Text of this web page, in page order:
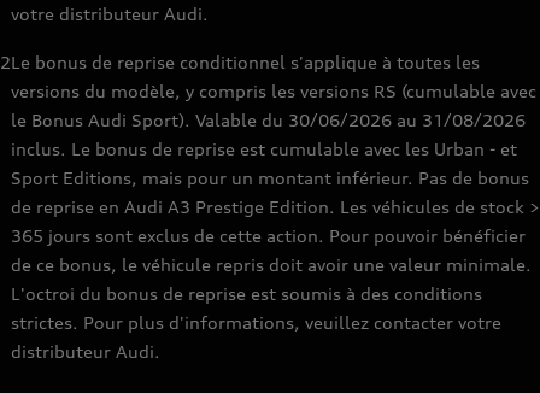
votre distributeur Audi.
2Le bonus de reprise conditionnel s'applique à toutes les
versions du modèle, y compris les versions RS (cumulable avec
le Bonus Audi Sport). Valable du 30/06/2026 au 31/08/2026
inclus. Le bonus de reprise est cumulable avec les Urban - et
Sport Editions, mais pour un montant inférieur. Pas de bonus
de reprise en Audi A3 Prestige Edition. Les véhicules de stock >
365 jours sont exclus de cette action. Pour pouvoir bénéficier
de ce bonus, le véhicule repris doit avoir une valeur minimale.
L'octroi du bonus de reprise est soumis à des conditions
strictes. Pour plus d'informations, veuillez contacter votre
distributeur Audi.